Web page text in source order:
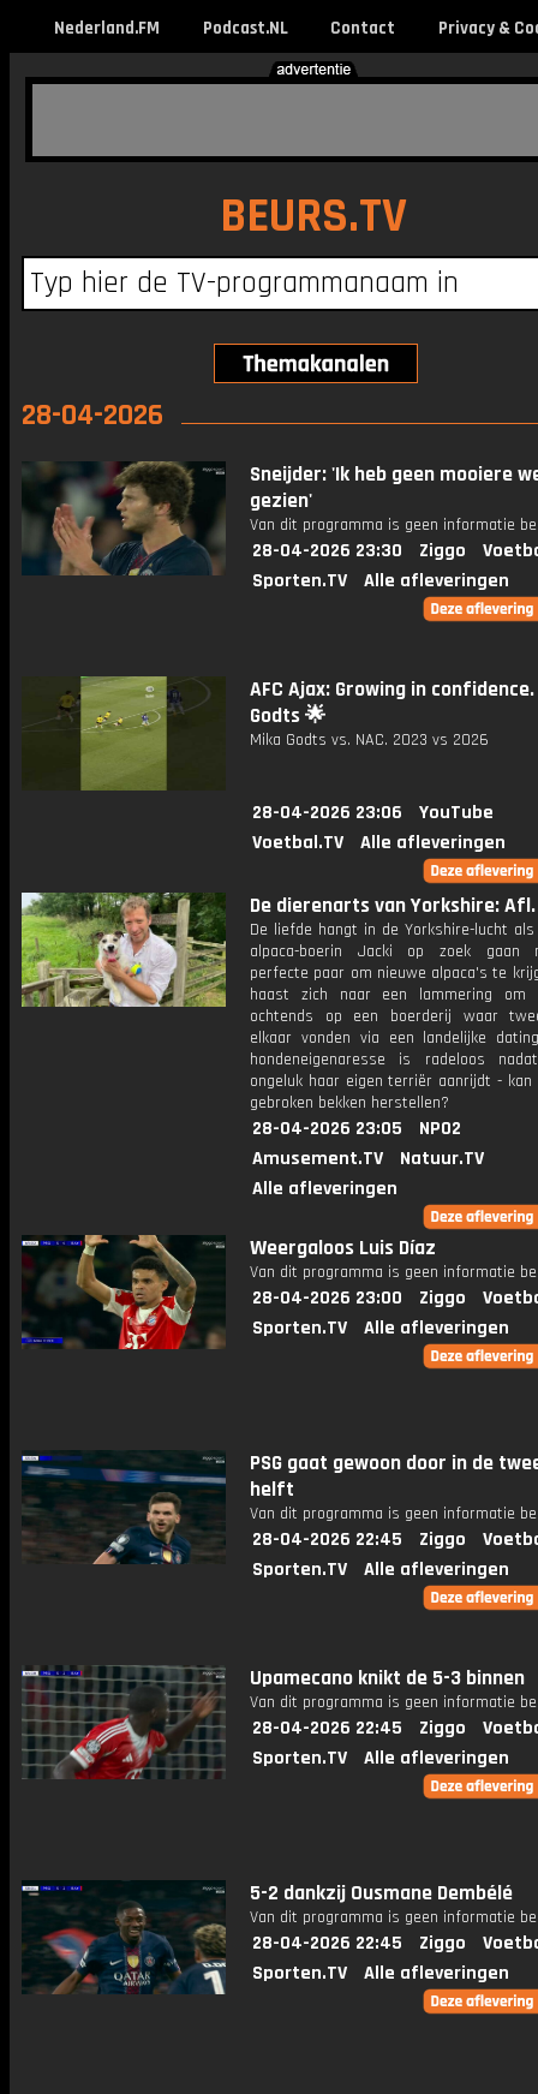
Nederland.FM Podcast.NL Contact Privacy &
BEURS.TV
28-04-2026
Sneijder: 'Ik heb geen mooiere
gezien'
Van dit programma is geen informatie
28-04-2026 23:30 Ziggo
Sporten.TV
Alle afleveringen
AFC Ajax: Growing in
Godts 🌟
Mika Godts vs. NAC. 2023 vs 2026
28-04-2026 23:06
YouTube
Voetbal.TV
Alle afleveringen
De dierenarts van Yorkshire:
De liefde hangt in de Yorkshire-lucht
alpaca-boerin Jacki op zoek gaan
perfecte paar om nieuwe alpaca's te
haast zich naar een lammering
ochtends op een boerderij waar
elkaar vonden via een landelijke
hondeneigenaresse is radeloos
ongeluk haar eigen terriër aanrijdt - kan
gebroken bekken herstellen?
28-04-2026 23:05
NPO2
Amusement.TV
Natuur.TV
Alle afleveringen
Weergaloos Luis Díaz
Van dit programma is geen informatie
28-04-2026 23:00 Ziggo
Sporten.TV
Alle afleveringen
PSG gaat gewoon door in de
helft
Van dit programma is geen informatie
28-04-2026 22:45 Ziggo
Sporten.TV
Alle afleveringen
Upamecano knikt de 5-3 binnen
Van dit programma is geen informatie
28-04-2026 22:45 Ziggo
Sporten.TV
Alle afleveringen
5-2 dankzij Ousmane Dembélé
Van dit programma is geen informatie
28-04-2026 22:45 Ziggo
Sporten.TV
Alle afleveringen